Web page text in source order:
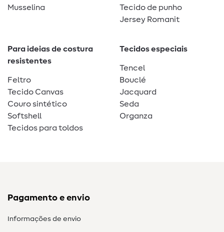
Musselina
Tecido de punho
Jersey Romanit
Para ideias de costura
resistentes
Feltro
Tecido Canvas
Couro sintético
Softshell
Tecidos para toldos
Tecidos especiais
Tencel
Bouclé
Jacquard
Seda
Organza
Pagamento e envio
Informações de envio